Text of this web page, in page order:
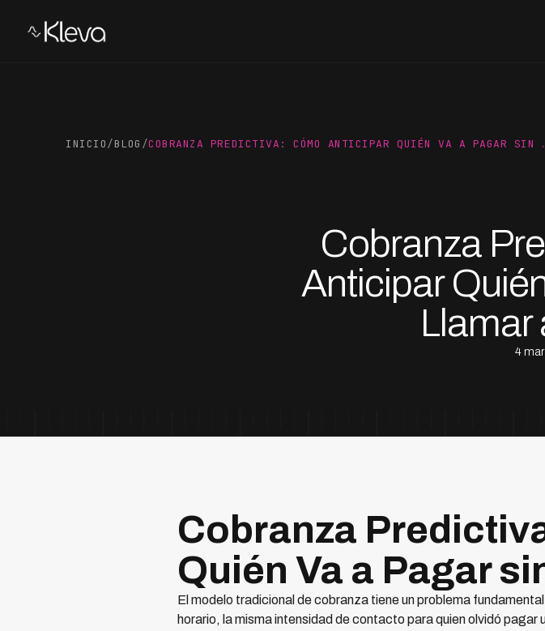
INICIO/BLOG /COBRANZA PREDICTIVA: CÓMO ANTICIPAR QUIÉN VA A PAGAR SIN
Cobranza
Anticipar
Llamar
4
Cobranza
Quién Va a Pagar
El modelo tradicional de cobranza tiene un problema
horario, la misma intensidad de contacto para quien olvidó pagar